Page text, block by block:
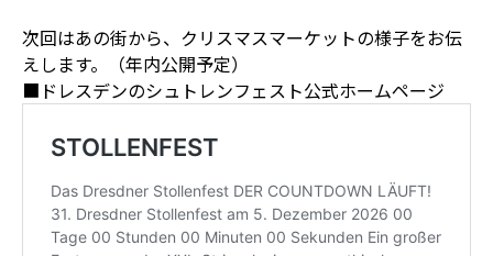
次回はあの街から、クリスマスマーケットの様子をお伝
えします。（年内公開予定）
■ドレスデンのシュトレンフェスト公式ホームページ